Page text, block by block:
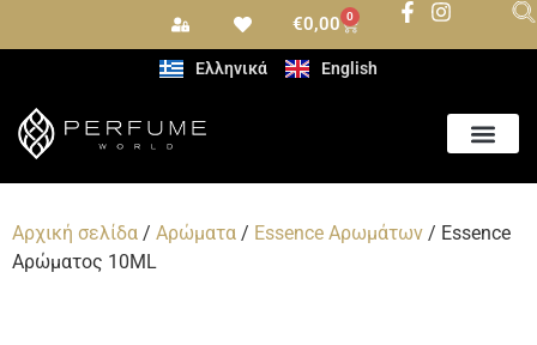
€0,00 0
Ελληνικά English
Αρχική σελίδα / Αρώματα / Essence Αρωμάτων / Essence
Αρώματος 10ML